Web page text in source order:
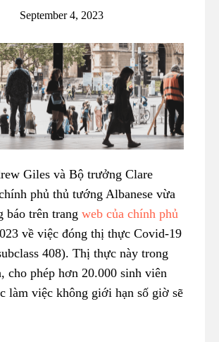
September 4, 2023
Giles và Bộ trưởng Clare
phủ thủ tướng Albanese vừa
báo trên trang web của chính phủ
về việc đóng thị thực Covid-19
408). Thị thực này trong
cho phép hơn 20.000 sinh viên
làm việc không giới hạn số giờ sẽ